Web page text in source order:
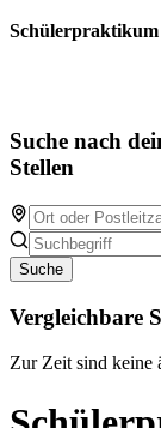
Suche nach
Stellen
Suche
Vergleichbare
Zur Zeit sind keine